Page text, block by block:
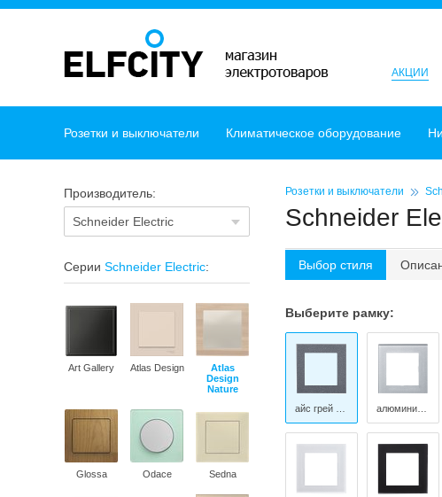
АКЦИИ
Розетки и выключатели Климатическое оборудование
Производитель:
Schneider Electric
Серии Schneider Electric:
Art Gallery Atlas Design
Atlas
Design
Nature
Glossa Odace Sedna
Розетки и выключатели
Schneider
Выбор стиля
Выберите рамку: